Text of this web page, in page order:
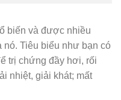
biến và được nhiều
Tiêu biểu như bạn có
trị chứng đầy hơi, rối
nhiệt, giải khát; mất